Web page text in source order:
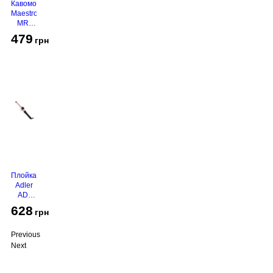
Кавомолка
Maestro
MR-
Grey
479 грн
Плойка
Adler
AD-
628 грн
Previous
Next